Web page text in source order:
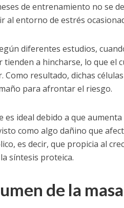
de entrenamiento no se
al entorno de estrés
diferentes estudios,
tienden a hincharse, lo que el
Como resultado, dichas
para afrontar el riesgo.
es ideal debido a que
como algo dañino que
es decir, que propicia al
síntesis proteica.
de la